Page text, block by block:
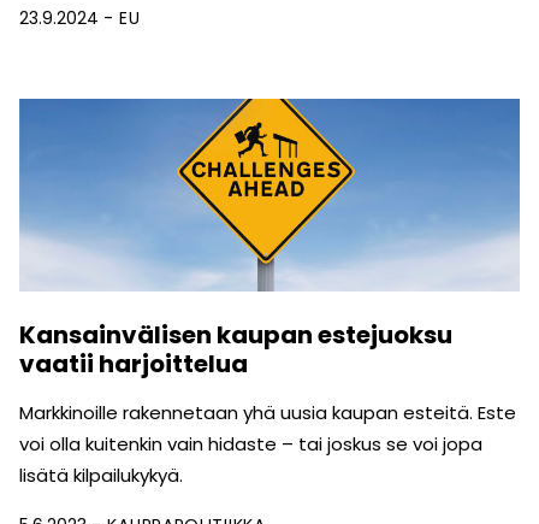
23.9.2024 EU
Kansainvälisen kaupan estejuoksu
vaatii harjoittelua
Markkinoille rakennetaan yhä uusia kaupan esteitä. Este
voi olla kuitenkin vain hidaste – tai joskus se voi jopa
lisätä kilpailukykyä.